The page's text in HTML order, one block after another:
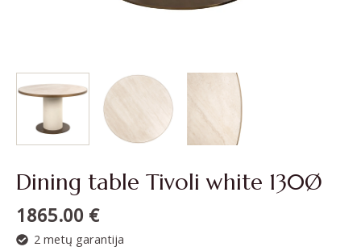
Dining table Tivoli white 130Ø
1865.00 €
2 metų garantija